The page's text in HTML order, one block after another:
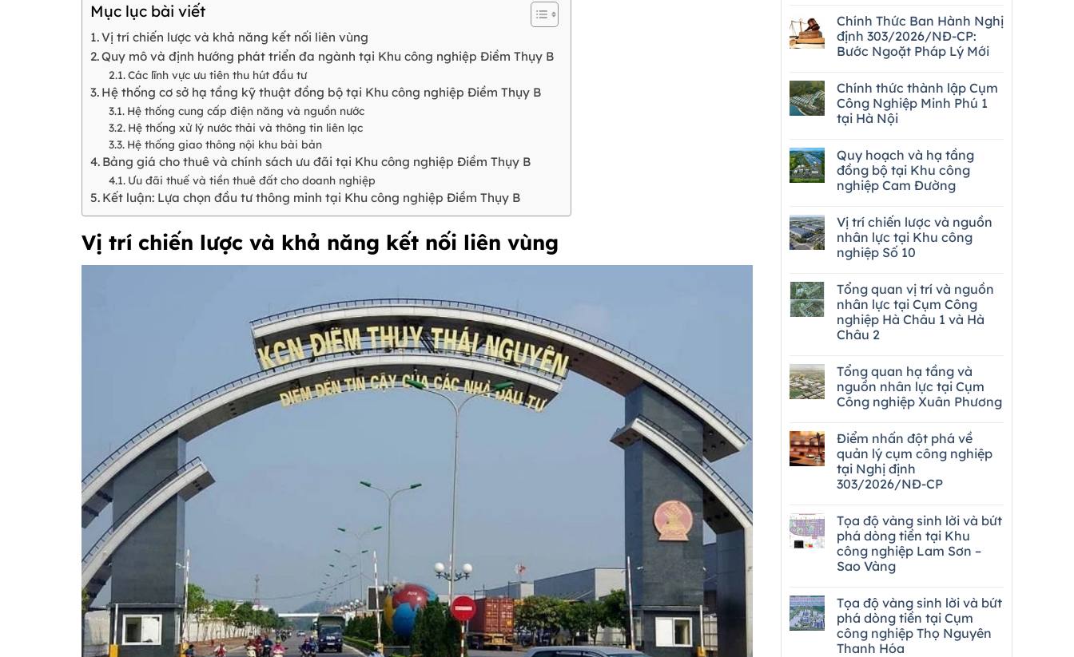
Mục lục bài viết
Vị trí chiến lược và khả năng kết nối liên vùng
Quy mô và định hướng phát triển đa ngành tại Khu công nghiệp Điềm Thụy B
Các lĩnh vực ưu tiên thu hút đầu tư
Hệ thống cơ sở hạ tầng kỹ thuật đồng bộ tại Khu công nghiệp Điềm Thụy B
Hệ thống cung cấp điện năng và nguồn nước
Hệ thống xử lý nước thải và thông tin liên lạc
Hệ thống giao thông nội khu bài bản
Bảng giá cho thuê và chính sách ưu đãi tại Khu công nghiệp Điềm Thụy B
Ưu đãi thuế và tiền thuê đất cho doanh nghiệp
Kết luận: Lựa chọn đầu tư thông minh tại Khu công nghiệp Điềm Thụy B
Vị trí chiến lược và khả năng kết nối liên vùng
Chính Thức Ban Hành Nghị
định 303/2026/NĐ-CP:
Bước Ngoặt Pháp Lý Mới
Chính thức thành lập Cụm
Công Nghiệp Minh Phú 1
tại Hà Nội
Quy hoạch và hạ tầng
đồng bộ tại Khu công
nghiệp Cam Đường
Vị trí chiến lược và nguồn
nhân lực tại Khu công
nghiệp Số 10
Tổng quan vị trí và nguồn
nhân lực tại Cụm Công
nghiệp Hà Châu 1 và Hà
Châu 2
Tổng quan hạ tầng và
nguồn nhân lực tại Cụm
Công nghiệp Xuân Phương
Điểm nhấn đột phá về
quản lý cụm công nghiệp
tại Nghị định
303/2026/NĐ-CP
Tọa độ vàng sinh lời và bứt
phá dòng tiền tại Khu
công nghiệp Lam Sơn –
Sao Vàng
Tọa độ vàng sinh lời và bứt
phá dòng tiền tại Cụm
công nghiệp Thọ Nguyên
Thanh Hóa